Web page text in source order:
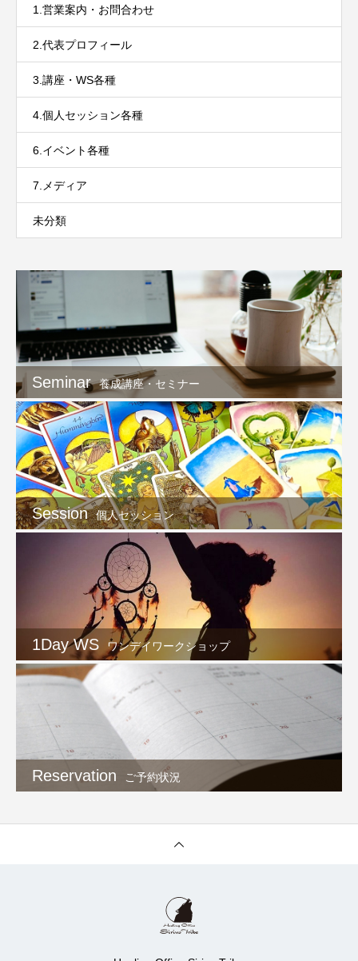
1.営業案内・お問合わせ
2.代表プロフィール
3.講座・WS各種
4.個人セッション各種
6.イベント各種
7.メディア
未分類
Seminar 養成講座・セミナー
Session 個人セッション
1Day WS ワンデイワークショップ
Reservation ご予約状況